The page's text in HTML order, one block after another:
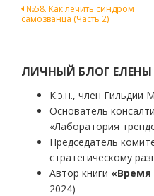
Навигация
№58. Как лечить синдром
самозванца (Часть 2)
ЛИЧНЫЙ БЛОГ
К.э.н., член Гильдии
Основатель
«Лаборатория
Председатель
стратегическому
Автор книги «Время
2024)